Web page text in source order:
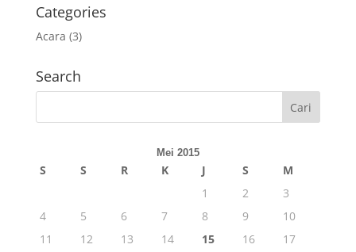
Categories
Acara (3)
Search
Mei 2015
S S R K J S
M
1
2
3
4
5 6 7 8 9
10
11
12 13 14 15 16
17